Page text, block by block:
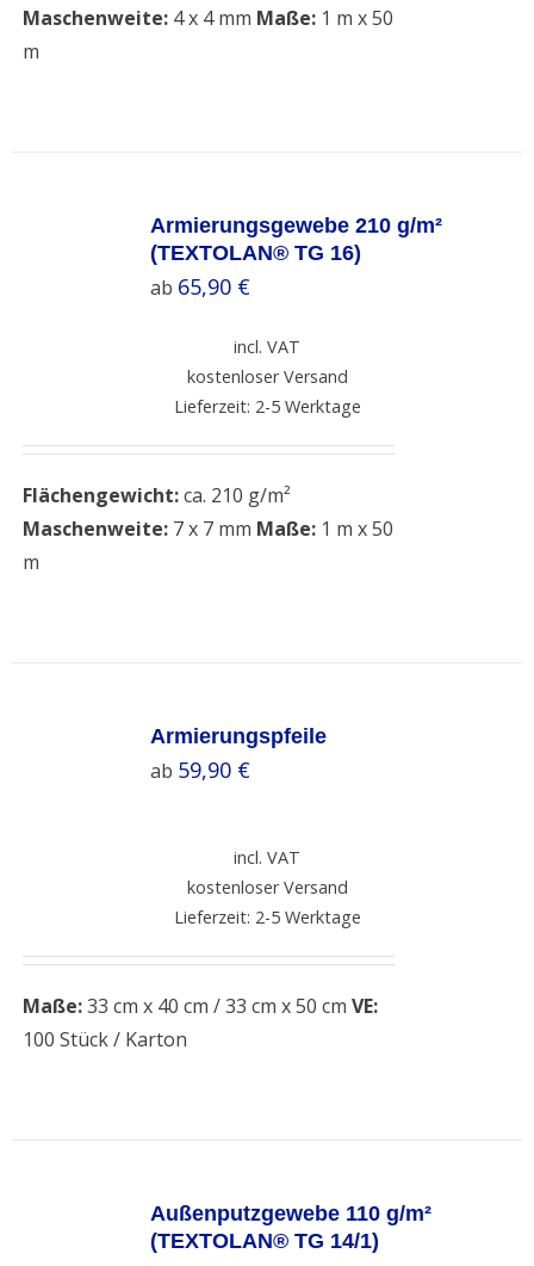
Maschenweite:4 x 4 mm Maße:1 m x 50
m
Armierungsgewebe 210 g/m²
(TEXTOLAN® TG 16)
ab 65,90 €
incl. VAT
kostenloser Versand
Lieferzeit: 2-5 Werktage
Flächengewicht:ca. 210 g/m²
Maschenweite:7 x 7 mm Maße:1 m x 50
m
Armierungspfeile
ab 59,90 €
incl. VAT
kostenloser Versand
Lieferzeit: 2-5 Werktage
Maße:33 cm x 40 cm / 33 cm x 50 cm VE:
100 Stück / Karton
Außenputzgewebe 110 g/m²
(TEXTOLAN® TG 14/1)